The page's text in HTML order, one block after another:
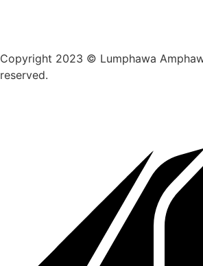
Copyright 2023 © Lumphawa
reserved.